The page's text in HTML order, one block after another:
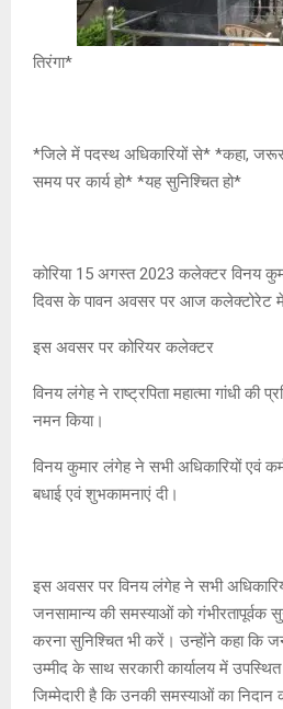
तिरंगा*
*जिले में पदस्थ अधिकारियों से* *कहा,
समय पर कार्य हो* *यह सुनिश्चित हो*
कोरिया 15 अगस्त 2023 कलेक्टर विनय
दिवस के पावन अवसर पर आज कलेक्टोरेट में
इस अवसर पर कोरियर कलेक्टर
विनय लंगेह ने राष्ट्रपिता महात्मा गांधी की
नमन किया।
विनय कुमार लंगेह ने सभी अधिकारियों एवं
बधाई एवं शुभकामनाएं दी।
इस अवसर पर विनय लंगेह ने सभी
जनसामान्य की समस्याओं को
करना सुनिश्चित भी करें। उन्होंने कहा कि
उम्मीद के साथ सरकारी कार्यालय में
जिम्मेदारी है कि उनकी समस्याओं का